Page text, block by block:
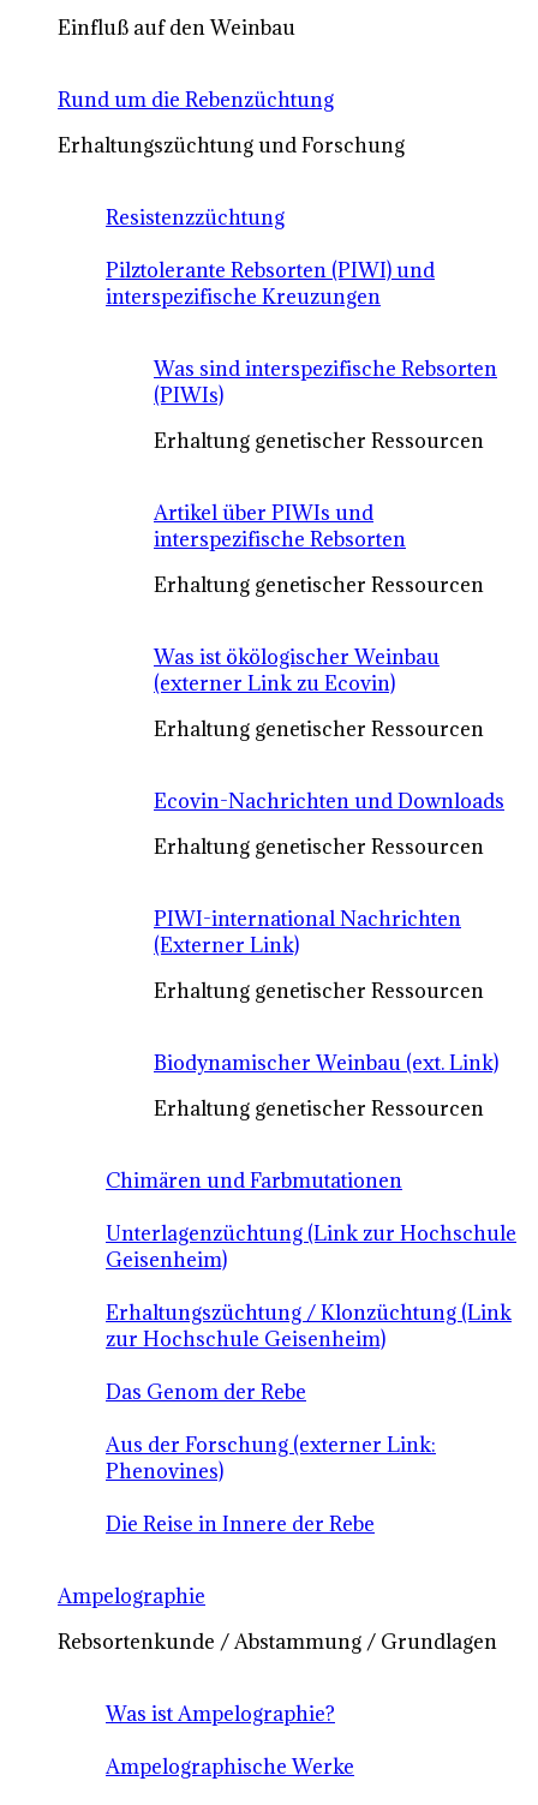
Einfluß auf den Weinbau
Rund um die Rebenzüchtung
Erhaltungszüchtung und Forschung
Resistenzzüchtung
Pilztolerante Rebsorten (PIWI) und
interspezifische Kreuzungen
Was sind interspezifische Rebsorten
(PIWIs)
Erhaltung genetischer Ressourcen
Artikel über PIWIs und
interspezifische Rebsorten
Erhaltung genetischer Ressourcen
Was ist ökölogischer Weinbau
(externer Link zu Ecovin)
Erhaltung genetischer Ressourcen
Ecovin-Nachrichten und Downloads
Erhaltung genetischer Ressourcen
PIWI-international Nachrichten
(Externer Link)
Erhaltung genetischer Ressourcen
Biodynamischer Weinbau (ext. Link)
Erhaltung genetischer Ressourcen
Chimären und Farbmutationen
Unterlagenzüchtung (Link zur Hochschule
Geisenheim)
Erhaltungszüchtung / Klonzüchtung (Link
zur Hochschule Geisenheim)
Das Genom der Rebe
Aus der Forschung (externer Link:
Phenovines)
Die Reise in Innere der Rebe
Ampelographie
Rebsortenkunde / Abstammung / Grundlagen
Was ist Ampelographie?
Ampelographische Werke